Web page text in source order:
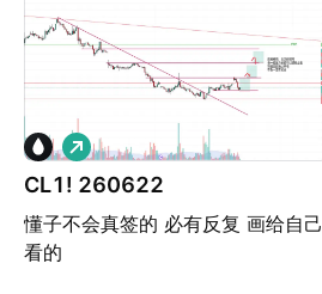
CL1! 260622
懂子不会真签的 必有反复 画给自己
看的
做
多